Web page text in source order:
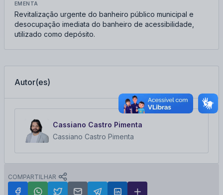
EMENTA
Revitalização urgente do banheiro público municipal e
desocupação imediata do banheiro de acessibilidade,
utilizado como depósito.
Autor(es)
Cassiano Castro Pimenta
Cassiano Castro Pimenta
COMPARTILHAR